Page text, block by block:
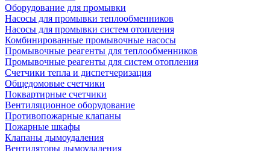
Оборудование для промывки
Насосы для промывки теплообменников
Насосы для промывки систем отопления
Комбинированные промывочные насосы
Промывочные реагенты для теплообменников
Промывочные реагенты для систем отопления
Счетчики тепла и диспетчеризация
Общедомовые счетчики
Поквартирные счетчики
Вентиляционное оборудование
Противопожарные клапаны
Пожарные шкафы
Клапаны дымоудаления
Вентиляторы дымоудаления